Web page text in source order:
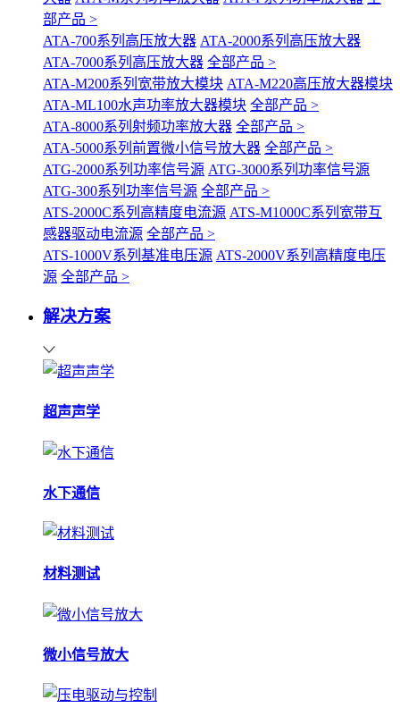
部产品 >
ATA-700系列高压放大器 ATA-2000系列高压放大器
ATA-7000系列高压放大器 全部产品 >
ATA-M200系列宽带放大模块 ATA-M220高压放大器模块
ATA-ML100水声功率放大器模块 全部产品 >
ATA-8000系列射频功率放大器 全部产品 >
ATA-5000系列前置微小信号放大器 全部产品 >
ATG-2000系列功率信号源 ATG-3000系列功率信号源
ATG-300系列功率信号源 全部产品 >
ATS-2000C系列高精度电流源 ATS-M1000C系列宽带互
感器驱动电流源 全部产品 >
ATS-1000V系列基准电压源 ATS-2000V系列高精度电压
源 全部产品 >
解决方案
超声声学
水下通信
材料测试
微小信号放大